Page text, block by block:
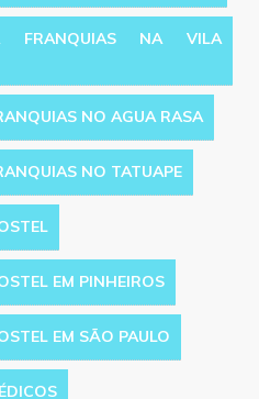
FRANQUIAS NA VILA
NO AGUA RASA
NO TATUAPE
EM PINHEIROS
EM SÃO PAULO